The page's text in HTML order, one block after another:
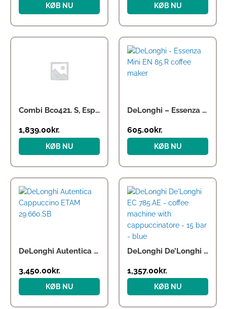
KØB NU KØB NU
Combi Bco421. S, Espressomaskine
1,839.00 kr.
KØB NU
DeLonghi – Essenza Mini EN 85.R coffee maker
605.00 kr.
KØB NU
DeLonghi Autentica Cappuccino ETAM 29.660.SB
3,450.00kr.
KØB NU
DeLonghi De’Longhi EC 785.AE – coffee machine with cappuccinatore – 15 bar – blue
1,357.00kr.
KØB NU